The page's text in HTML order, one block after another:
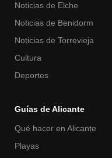
Noticias de Elche
Noticias de Benidorm
Noticias de Torrevieja
Cultura
Deportes
Guías de Alicante
Qué hacer en Alicante
Playas